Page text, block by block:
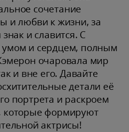
сочетание
и любви к жизни, за
и славится. С
умом и сердцем, полным
очаровала мир
и вне его. Давайте
детали её
портрета и раскроем
которые формируют
актрисы!